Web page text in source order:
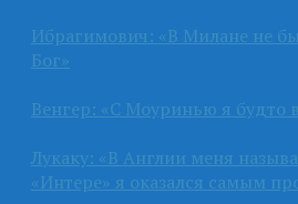
Ибрагимович: «В Милане не
Бог»
Венгер: «С Моуринью я будто
Лукаку: «В Англии меня
«Интере» я оказался самым